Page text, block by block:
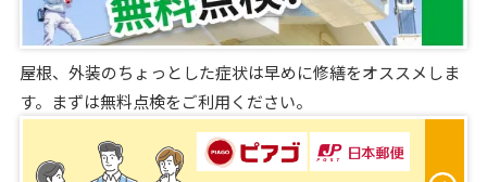
屋根、外装のちょっとした症状は早めに修繕をオススメしま
す。まずは無料点検をご利用ください。